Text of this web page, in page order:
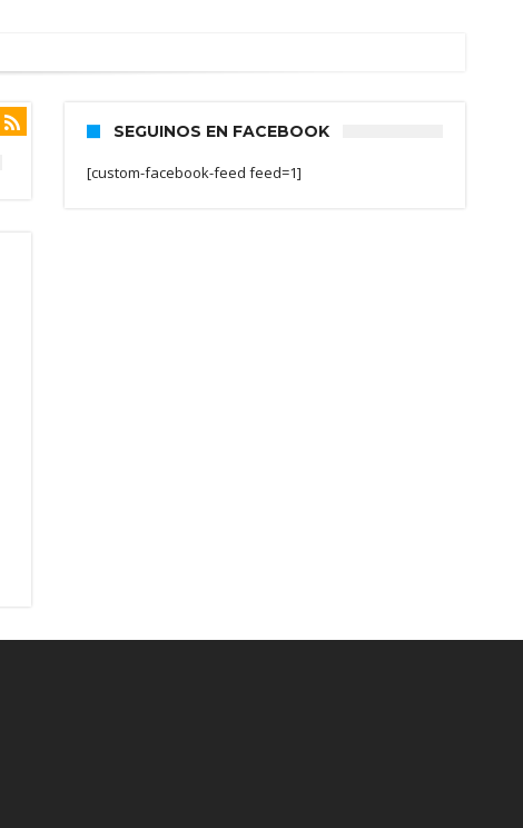
SEGUINOS EN FACEBOOK
[custom-facebook-feed feed=1]